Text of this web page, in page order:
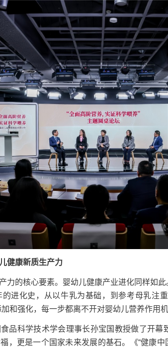
健康新质生产力
的核心要素。婴幼儿健康产业进化同样如此
进化史，从以牛乳为基础，到参考母乳注
和强化，每一步都离不开对婴幼儿营养作用机
科学技术学会理事长孙宝国教授做了开幕
，更是一个国家未来发展的基石。《“健康中